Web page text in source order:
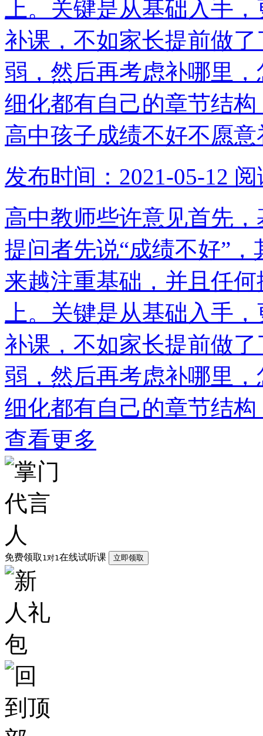
上。关键是从基础入手
补课，不如家长提前做
弱，然后再考虑补哪里
细化都有自己的章节结
高中孩子成绩不好不愿
发布时间：2021-05-12 阅
高中教师些许意见首先
提问者先说“成绩不好”
来越注重基础，并且任
上。关键是从基础入手
补课，不如家长提前做
弱，然后再考虑补哪里
细化都有自己的章节结
查看更多
免费领取 1对1在线试听课 立即领取